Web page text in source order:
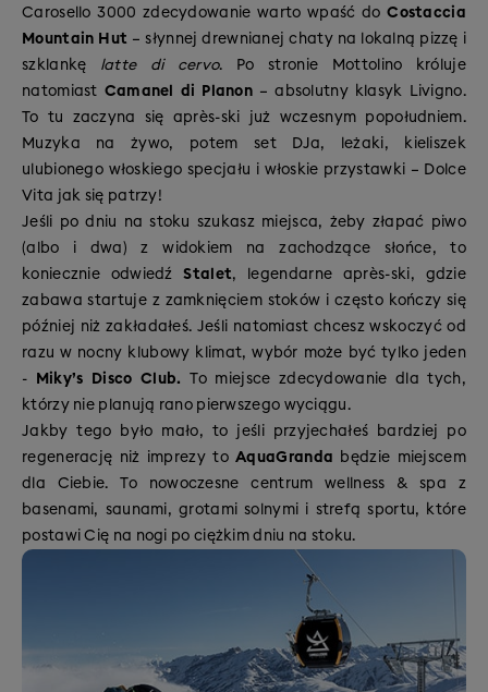
Carosello 3000 zdecydowanie warto wpaść doCostaccia
Mountain Hut – słynnej drewnianej chaty na lokalną pizzę i
szklankę latte di cervo. Po stronie Mottolino króluje
natomiast Camanel di Planon – absolutny klasyk Livigno.
To tu zaczyna się après-ski już wczesnym popołudniem.
Muzyka na żywo, potem set DJa, leżaki, kieliszek
ulubionego włoskiego specjału i włoskie przystawki – Dolce
Vita jak się patrzy!
Jeśli po dniu na stoku szukasz miejsca, żeby złapać piwo
(albo i dwa) z widokiem na zachodzące słońce, to
koniecznie odwiedźStalet, legendarne après-ski, gdzie
zabawa startuje z zamknięciem stoków i często kończy się
później niż zakładałeś. Jeśli natomiast chcesz wskoczyć od
razu w nocny klubowy klimat, wybór może być tylko jeden
-
Miky’s Disco Club. To miejsce zdecydowanie dla tych,
którzy nie planują rano pierwszego wyciągu.
Jakby tego było mało, to jeśli przyjechałeś bardziej po
regenerację niż imprezy toAquaGranda będzie miejscem
dla Ciebie. To nowoczesne centrum wellness & spa z
basenami, saunami, grotami solnymi i strefą sportu, które
postawi Cię na nogi po ciężkim dniu na stoku.